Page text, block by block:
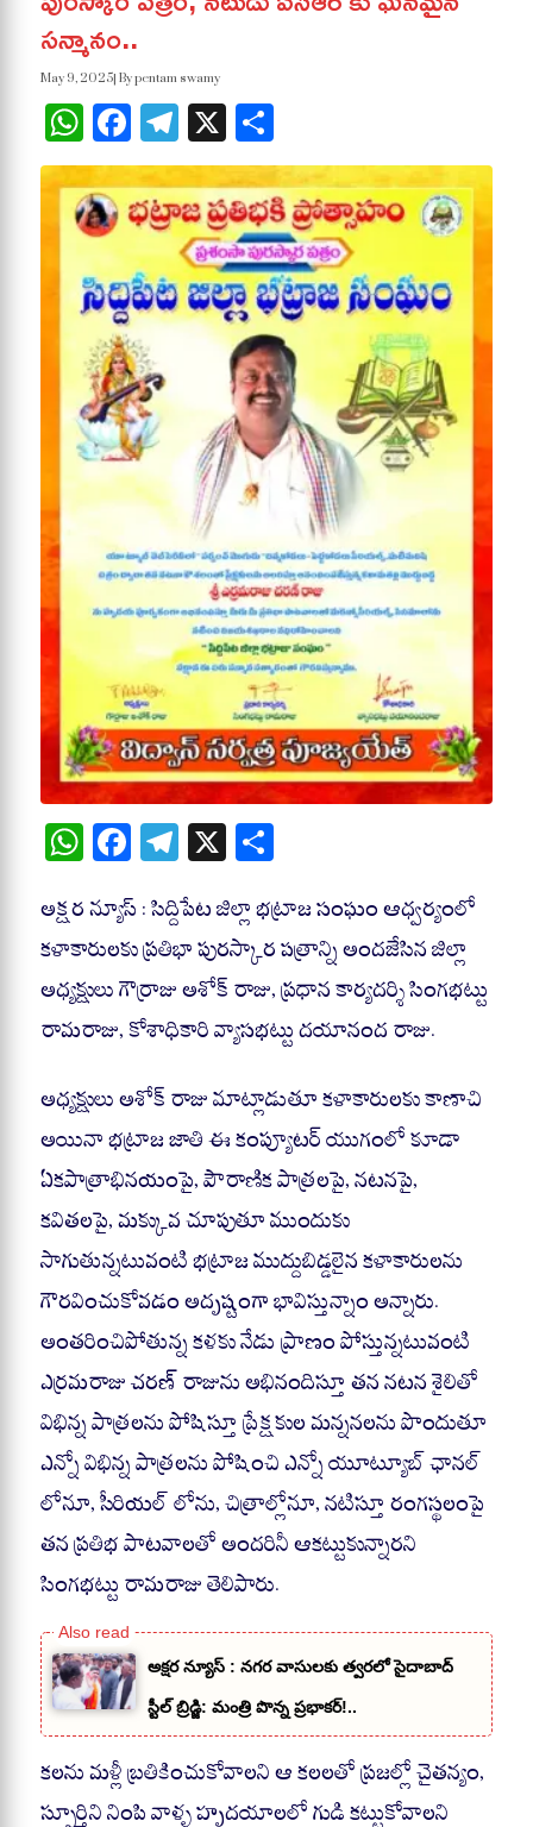
సన్మానం..
May 9, 2025| By pentam swamy
WhatsApp
Facebook
Telegram
X
W
ha
ts
A
pp
Fa
ce
bo
ok
Te
le
gr
a
m
X ha
re
అక్షర న్యూస్ : సిద్దిపేట జిల్లా భట్రాజ సంఘం ఆధ్వర్యంలో
కళాకారులకు ప్రతిభా పురస్కార పత్రాన్ని అందజేసిన జిల్లా
అధ్యక్షులు గౌర్రాజు అశోక్ రాజు, ప్రధాన కార్యదర్శి సింగభట్టు
రామరాజు, కోశాధికారి వ్యాసభట్టు దయానంద రాజు.
అధ్యక్షులు అశోక్ రాజు మాట్లాడుతూ కళాకారులకు కాణాచి
అయినా భట్రాజ జాతి ఈ కంప్యూటర్ యుగంలో కూడా
ఏకపాత్రాభినయంపై, పౌరాణిక పాత్రలపై, నటనపై,
కవితలపై, మక్కువ చూపుతూ ముందుకు
సాగుతున్నటువంటి భట్రాజ ముద్దుబిడ్డలైన కళాకారులను
గౌరవించుకోవడం అదృష్టంగా భావిస్తున్నాం అన్నారు.
అంతరించిపోతున్న కళకు నేడు ప్రాణం పోస్తున్నటువంటి
ఎర్రమరాజు చరణ్ రాజును అభినందిస్తూ తన నటన శైలితో
విభిన్న పాత్రలను పోషిస్తూ ప్రేక్షకుల మన్ననలను పొందుతూ
ఎన్నో విభిన్న పాత్రలను పోషించి ఎన్నో యూట్యూబ్ ఛానల్
లోనూ, సీరియల్ లోను, చిత్రాల్లోనూ, నటిస్తూ రంగస్థలంపై
తన ప్రతిభ పాటవాలతో అందరినీ ఆకట్టుకున్నారని
సింగభట్టు రామరాజు తెలిపారు.
అక్షర న్యూస్ : నగర వాసులకు త్వరలో సైదాబాద్
స్టీల్ బ్రిడ్జి: మంత్రి పొన్న ప్రభాకర్!..
కలను మళ్లీ బ్రతికించుకోవాలని ఆ కలలతో ప్రజల్లో చైతన్యం,
స్ఫూర్తిని నింపి వాళ్ళ హృదయాలలో గుడి కట్టుకోవాలని